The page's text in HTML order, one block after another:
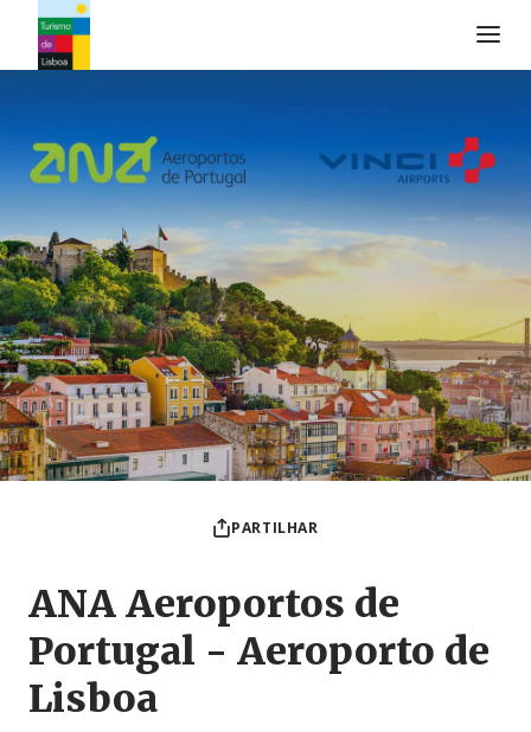
PARTILHAR
ANA Aeroportos de
Portugal - Aeroporto de
Lisboa